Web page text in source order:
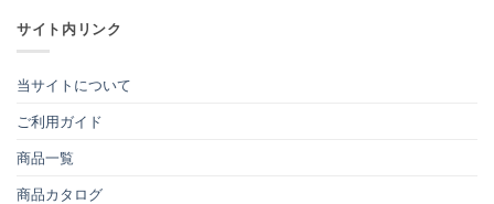
サイト内リンク
当サイトについて
ご利用ガイド
商品一覧
商品カタログ